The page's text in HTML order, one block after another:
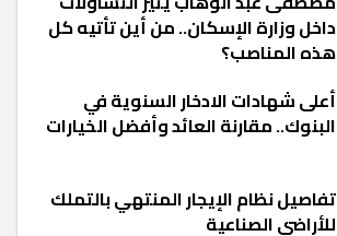
داخل وزارة الإسكان.. من أين تأتيه كل
هذه المناصب؟
أعلى شهادات الادخار السنوية في
البنوك.. مقارنة العائد وأفضل الخيارات
تفاصيل نظام الإيجار المنتهي بالتملك
للأراضي الصناعية